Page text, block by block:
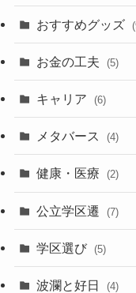
おすすめグッズ
お金の工夫 (5)
キャリア (6)
メタバース (4)
健康・医療 (2)
公立学区遷 (7)
学区選び (5)
波瀾と好日 (4)